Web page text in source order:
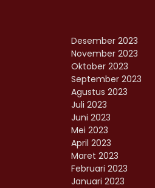
Desember 2023
November 2023
Oktober 2023
September 2023
Agustus 2023
Juli 2023
Juni 2023
Mei 2023
April 2023
Maret 2023
Februari 2023
Januari 2023